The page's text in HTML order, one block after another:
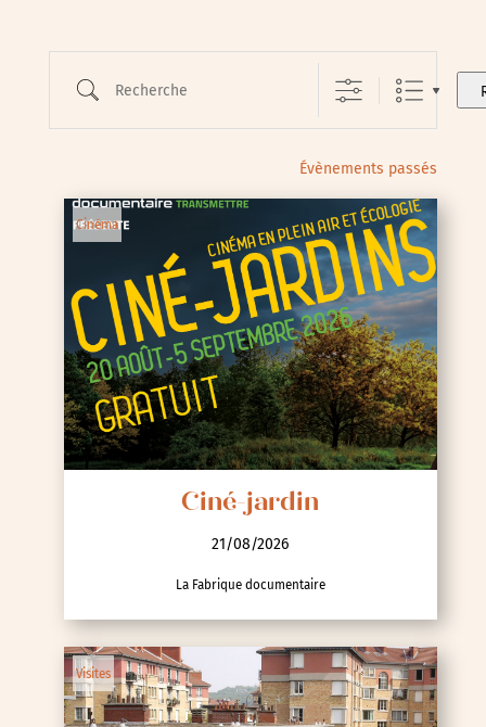
Évènements passés
Cinéma
Ciné-jardin
21/08/2026
La Fabrique documentaire
Visites